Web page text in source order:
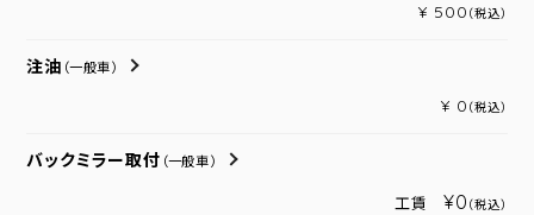
¥ 500 （税込）
注油 （一般車）
¥ 0 （税込）
バックミラー取付 （一般車）
工賃 ¥0 （税込）